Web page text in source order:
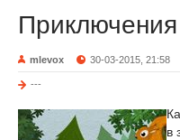
mlevox 30-03-2015, 21:58
---
в